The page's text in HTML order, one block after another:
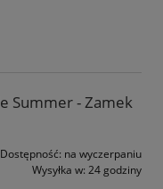
Summer - Zamek
Dostępność: na wyczerpaniu
Wysyłka w: 24 godziny